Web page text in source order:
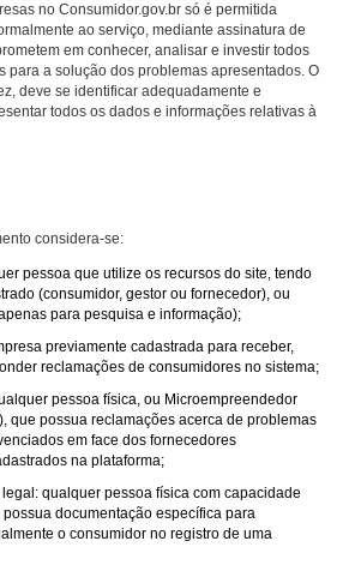
no Consumidor.gov.br só é permitida
ao serviço, mediante assinatura de
em conhecer, analisar e investir todos
para a solução dos problemas apresentados. O
deve se identificar adequadamente e
todos os dados e informações relativas à
considera-se:
pessoa que utilize os recursos do site, tendo
(consumidor, gestor ou fornecedor), ou
para pesquisa e informação);
previamente cadastrada para receber,
reclamações de consumidores no sistema;
pessoa física, ou Microempreendedor
que possua reclamações acerca de problemas
em face dos fornecedores
na plataforma;
qualquer pessoa física com capacidade
documentação específica para
o consumidor no registro de uma